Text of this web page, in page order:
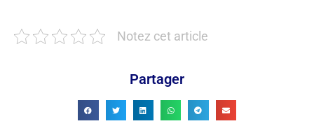
Notez cet article
Partager